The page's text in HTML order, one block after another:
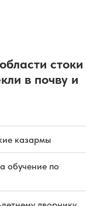
стоки
в почву и
казармы
обучение по